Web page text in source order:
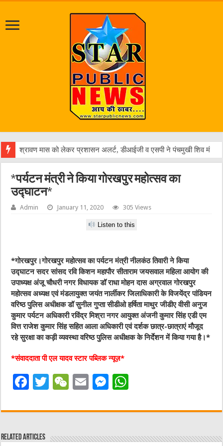
पत्रकार
*पर्यटन मंत्री ने किया गोरखपुर महोत्सव का
उद्घाटन*
Admin January 11, 2020 305 Views
Listen to this
*गोरखपुर।गोरखपुर महोत्सव का पर्यटन मंत्री नीलकंठ तिवारी ने किया
उद्घाटन सदर सांसद रवि किशन महापौर सीताराम जयसवाल महिला आयोग की
उपाध्यक्ष अंजू चौधरी नगर विधायक डॉ राधा मोहन दास अग्रवाल गोरखपुर
महोत्सव अध्यक्ष एवं मंडलायुक्त जयंत नार्लीकर जिलाधिकारी के विजयेंद्र पांडियन
वरिष्ठ पुलिस अधीक्षक डॉ सुनील गुप्ता सीडीओ हर्षिता माथुर जीडीए वीसी अनुज
कुमार पर्यटन अधिकारी रविंद्र मिश्रा नगर आयुक्त अंजनी कुमार सिंह एडी एम
वित्त राजेश कुमार सिंह सहित आला अधिकारी एवं दर्शक छात्र-छात्राएं मौजूद
रहे सुरक्षा का कड़ी व्यवस्था वरिष्ठ पुलिस अधीक्षक के निर्देशन में किया गया है।*
*संवाददाता पी एल यादव स्टार पब्लिक न्यूज़*
F
c
e
T
it
W
C
E
ai
M
ss at
Related Articles